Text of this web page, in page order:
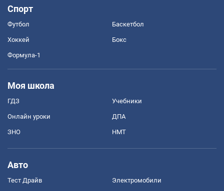
Спорт
Футбол Баскетбол
Хоккей Бокс
Формула-1
Моя школа
ГДЗ Учебники
Онлайн уроки ДПА
ЗНО НМТ
Авто
Тест Драйв Электромобили